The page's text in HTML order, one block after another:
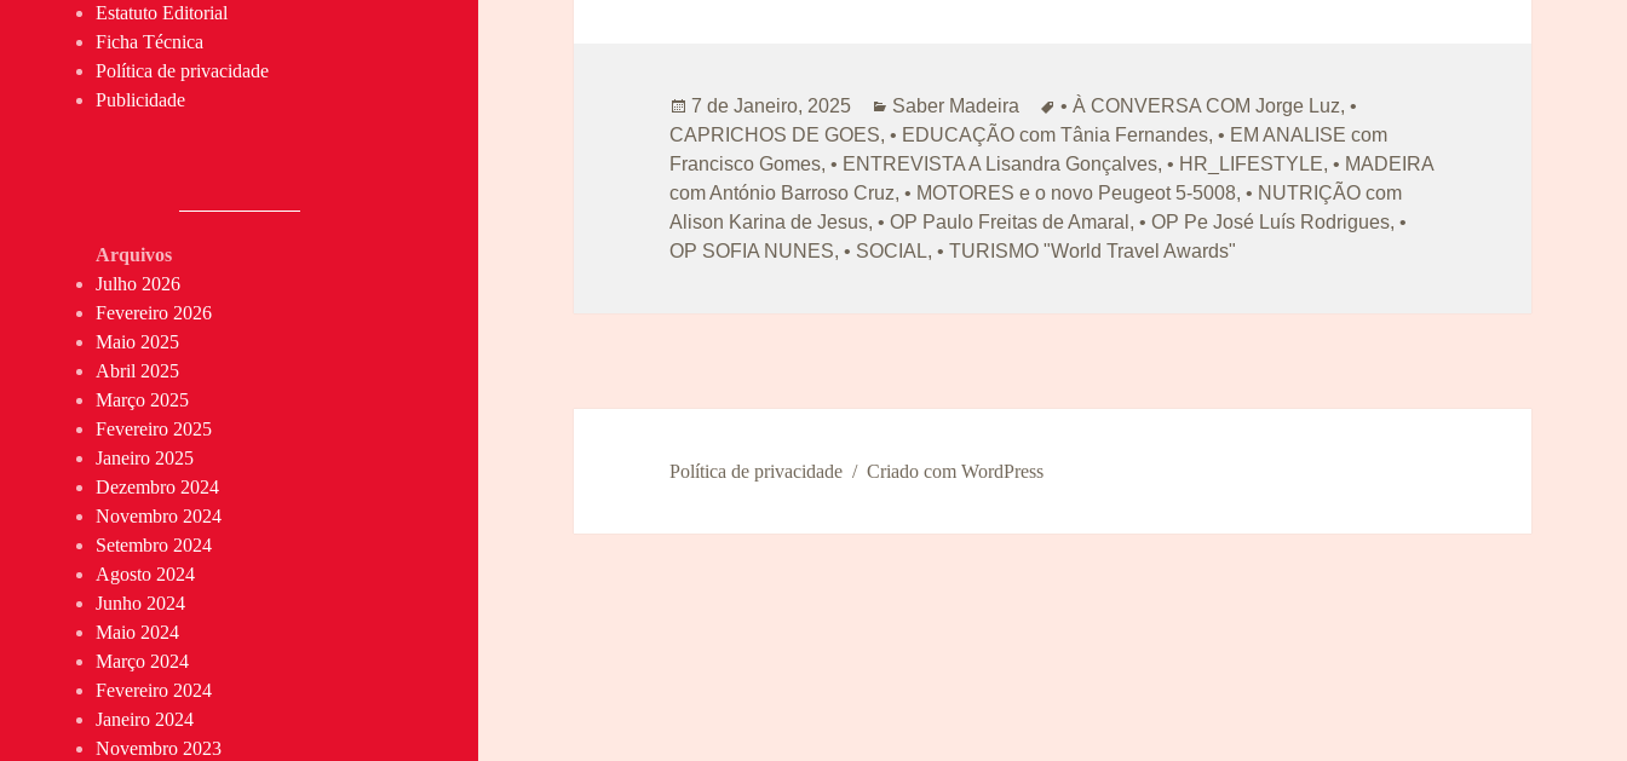
Estatuto Editorial
Ficha Técnica
Política de privacidade
Publicidade
Arquivos
Julho 2026
Fevereiro 2026
Maio 2025
Abril 2025
Março 2025
Fevereiro 2025
Janeiro 2025
Dezembro 2024
Novembro 2024
Setembro 2024
Agosto 2024
Junho 2024
Maio 2024
Março 2024
Fevereiro 2024
Janeiro 2024
Novembro 2023
Publicado
a
7 de Janeiro, 2025 Categorias
Saber Madeira Etiquetas
• À CONVERSA COM Jorge Luz,•
CAPRICHOS DE GOES,• EDUCAÇÃO com Tânia Fernandes,• EM ANALISE com
Francisco Gomes,• ENTREVISTA A Lisandra Gonçalves,• HR_LIFESTYLE,• MADEIRA
com António Barroso Cruz,• MOTORES e o novo Peugeot 5-5008,• NUTRIÇÃO com
Alison Karina de Jesus,• OP Paulo Freitas de Amaral ,• OP Pe José Luís Rodrigues,•
OP SOFIA NUNES,• SOCIAL,• TURISMO "World Travel Awards"
Política de privacidade Criado com WordPress